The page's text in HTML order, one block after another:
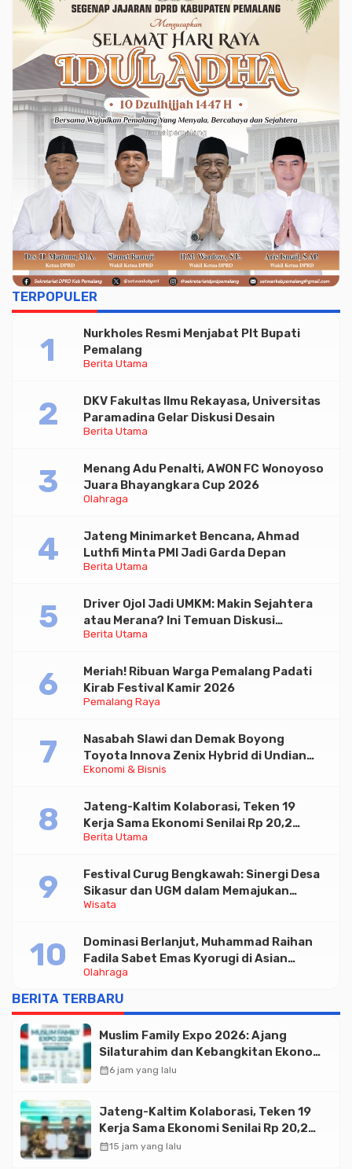
TERPOPULER
Berita Utama
Nurkholes Resmi Menjabat Plt Bupati
Pemalang
Berita Utama
DKV Fakultas Ilmu Rekayasa, Universitas
Paramadina Gelar Diskusi Desain
Olahraga
Menang Adu Penalti, AWON FC Wonoyoso
Juara Bhayangkara Cup 2026
Berita Utama
Jateng Minimarket Bencana, Ahmad
Luthfi Minta PMI Jadi Garda Depan
Berita Utama
Driver Ojol Jadi UMKM: Makin Sejahtera
atau Merana? Ini Temuan Diskusi
Paramadina
Pemalang Raya
Meriah! Ribuan Warga Pemalang Padati
Kirab Festival Kamir 2026
Ekonomi & Bisnis
Nasabah Slawi dan Demak Boyong
Toyota Innova Zenix Hybrid di Undian
Tabungan Bima Bank Jateng
Berita Utama
Jateng-Kaltim Kolaborasi, Teken 19
Kerja Sama Ekonomi Senilai Rp 20,2
Triliun
Wisata
Festival Curug Bengkawah: Sinergi Desa
Sikasur dan UGM dalam Memajukan
Wisata serta UMKM Lokal
Olahraga
Dominasi Berlanjut, Muhammad Raihan
Fadila Sabet Emas Kyorugi di Asian
Taekwondo Indonesia Open 2026
BERITA TERBARU
Muslim Family Expo 2026: Ajang
Silaturahim dan Kebangkitan Ekonomi
Halal di Jakarta
calendar_month6 jam yang lalu
Jateng-Kaltim Kolaborasi, Teken 19
Kerja Sama Ekonomi Senilai Rp 20,2
Triliun
calendar_month15 jam yang lalu